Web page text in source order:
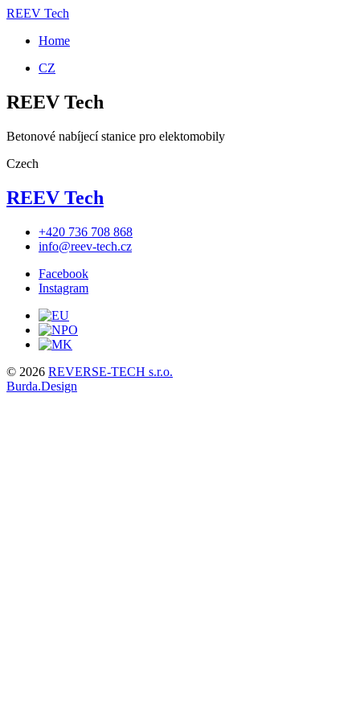
REEV Tech
Home
CZ
REEV Tech
Betonové nabíjecí stanice pro elektomobily
Czech
REEV Tech
+420 736 708 868
info@reev-tech.cz
Facebook
Instagram
© 2026 REVERSE-TECH s.r.o.
Burda.Design